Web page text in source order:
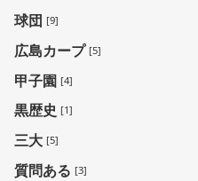
球団 [9]
広島カープ [5]
甲子園 [4]
黒歴史 [1]
三大 [5]
質問ある [3]